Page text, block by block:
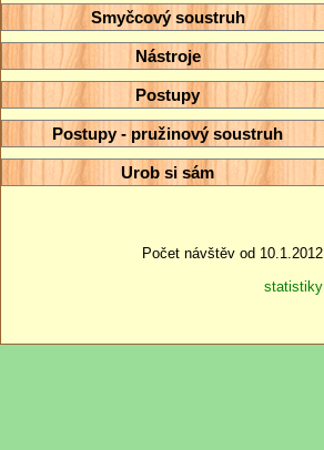
Smyčcový soustruh
Nástroje
Postupy
Postupy - pružinový soustruh
Urob si sám
Počet návštěv od 10.1.2012
statistiky